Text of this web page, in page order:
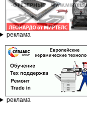
реклама
реклама